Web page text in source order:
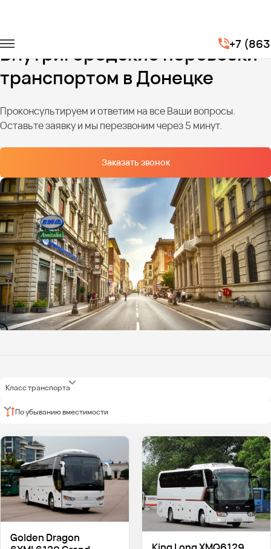
+7
Внутригородские перевозки
транспортом в Донецке
Проконсультируем и ответим на все Ваши вопросы.
Оставьте заявку и мы перезвоним через 5 минут.
Заказать звонок
Класс транспорта
По убыванию вместимости
Golden Dragon